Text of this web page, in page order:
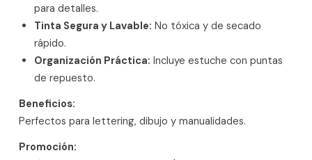
para detalles.
Tinta Segura y Lavable: No tóxica y de secado
rápido.
Organización Práctica: Incluye estuche con puntas
de repuesto.
Beneficios:
Perfectos para lettering, dibujo y manualidades.
Promoción: